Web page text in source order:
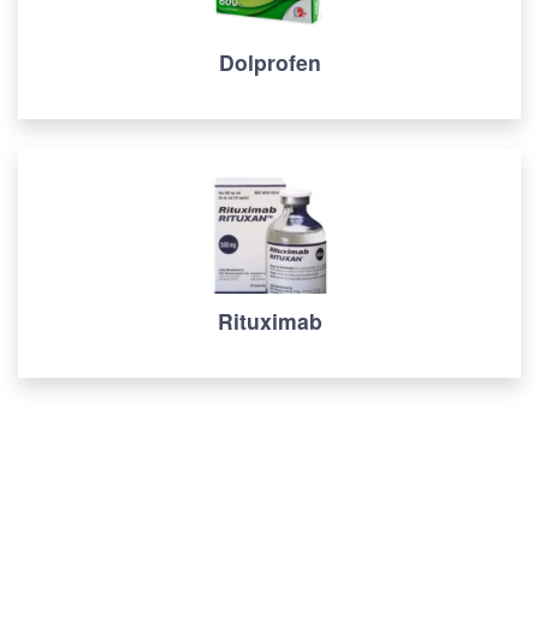
Dolprofen
Rituximab